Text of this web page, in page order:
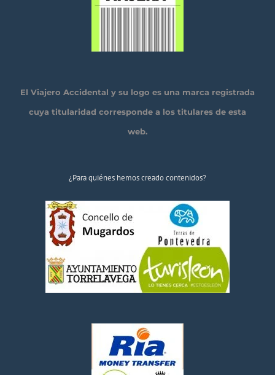
El Viajero Accidental y su logo es una marca registrada
cuya titularidad corresponde a los titulares de esta
web.
¿Para quiénes hemos creado contenidos?